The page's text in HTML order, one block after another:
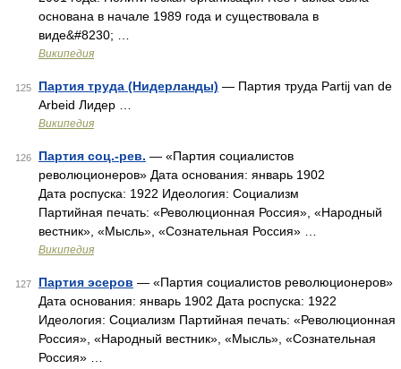
основана в начале 1989 года и существовала в
виде&#8230; …
Википедия
125 Партия труда (Нидерланды) — Партия труда Partij van de
Arbeid Лидер …
Википедия
126 Партия соц.-рев. — «Партия социалистов
революционеров» Дата основания: январь 1902
Дата роспуска: 1922 Идеология: Социализм
Партийная печать: «Революционная Россия», «Народный
вестник», «Мысль», «Сознательная Россия» …
Википедия
127 Партия эсеров — «Партия социалистов революционеров»
Дата основания: январь 1902 Дата роспуска: 1922
Идеология: Социализм Партийная печать: «Революционная
Россия», «Народный вестник», «Мысль», «Сознательная
Россия» …